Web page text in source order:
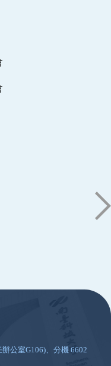
公室G106)、分機 6602